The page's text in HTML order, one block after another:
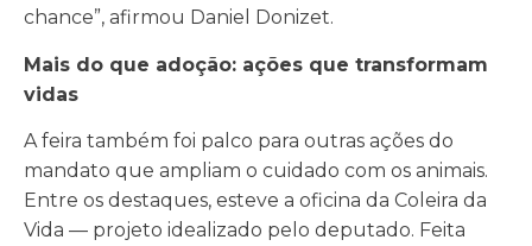
chance”, afirmou Daniel Donizet.
Mais do que adoção: ações que transformam
vidas
A feira também foi palco para outras ações do
mandato que ampliam o cuidado com os animais.
Entre os destaques, esteve a oficina da Coleira da
Vida — projeto idealizado pelo deputado. Feita